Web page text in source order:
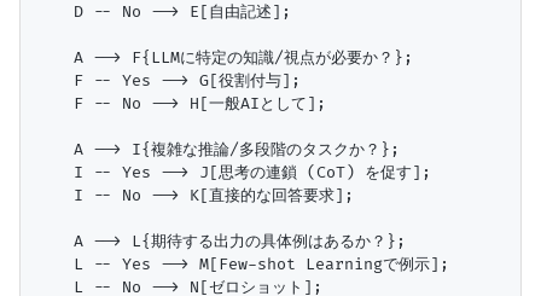
    D -- No --> E[自由記述];
    A --> F{LLMに特定の知識/視点が必要か？};
    F -- Yes --> G[役割付与];
    F -- No --> H[一般AIとして];
    A --> I{複雑な推論/多段階のタスクか？};
    I -- Yes --> J[思考の連鎖 (CoT) を促す];
    I -- No --> K[直接的な回答要求];
    A --> L{期待する出力の具体例はあるか？};
    L -- Yes --> M[Few-shot Learningで例示];
    L -- No --> N[ゼロショット];